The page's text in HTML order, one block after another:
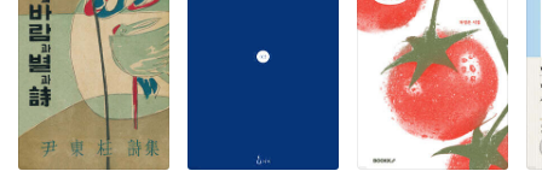
가족을 기다리지만
기어이
불길한 잠에 드는,
너희로서는
도통 이해 못 할 세상